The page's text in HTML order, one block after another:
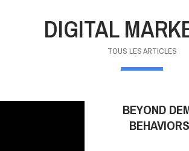
DIGITAL
TOUS LES ARTICLES
BEYOND